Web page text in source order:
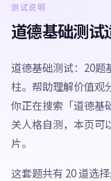
测试说明
道德基础测试
道德基础测试：20
柱。帮助理解价值观
你正在搜索「道德基
关人格自测，本页可
片。
这套题共有 20 道选